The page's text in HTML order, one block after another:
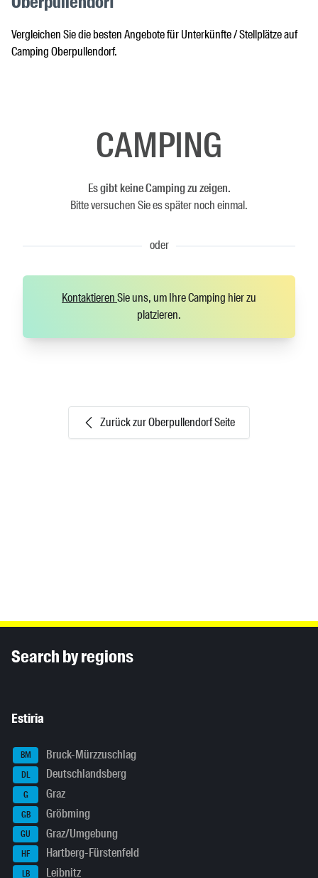
Vergleichen Sie die besten Angebote für Unterkünfte / Stellplätze auf
Camping Oberpullendorf.
CAMPING
Es gibt keine Camping zu zeigen.
Bitte versuchen Sie es später noch einmal.
oder
KontaktierenSie uns, um Ihre Camping hier zu
platzieren.
Zurück zur Oberpullendorf Seite
Search by regions
Estiria
BM Bruck-Mürzzuschlag
DL Deutschlandsberg
G Graz
GB Gröbming
GU Graz/Umgebung
HF Hartberg-Fürstenfeld
LB Leibnitz